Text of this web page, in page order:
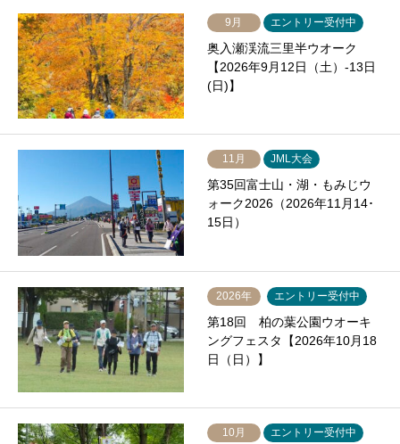
9月 エントリー受付中
奥入瀬渓流三里半ウオーク
【2026年9月12日（土）-13日
(日)】
11月 JML大会
第35回富士山・湖・もみじウ
ォーク2026（2026年11月14･
15日）
2026年 エントリー受付中
第18回 柏の葉公園ウオーキ
ングフェスタ【2026年10月18
日（日）】
10月 エントリー受付中